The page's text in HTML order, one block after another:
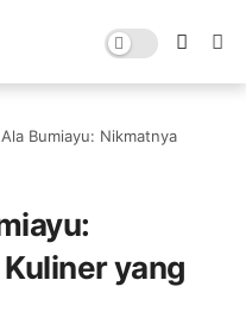
Bumiayu: Nikmatnya
yang